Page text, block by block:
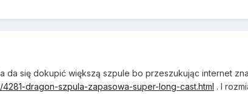
da się dokupić większą szpule bo przeszukując internet
dragon-szpula-zapasowa-super-long-cast.html . I